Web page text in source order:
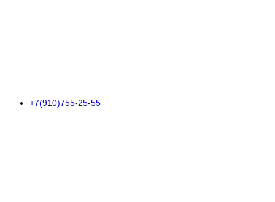
+7(910)755-25-55